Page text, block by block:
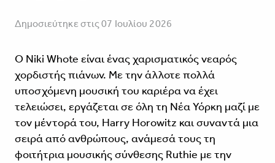
Δημοσιεύτηκε στις 07 Ιουλίου 2026
Ο Niki Whote είναι ένας χαρισματικός νεαρός
χορδιστής πιάνων. Με την άλλοτε πολλά
υποσχόμενη μουσική του καριέρα να έχει
τελειώσει, εργάζεται σε όλη τη Νέα Υόρκη μαζί με
τον μέντορά του, Harry Horowitz και συναντά μια
σειρά από ανθρώπους, ανάμεσά τους τη
φοιτήτρια μουσικής σύνθεσης Ruthie με την